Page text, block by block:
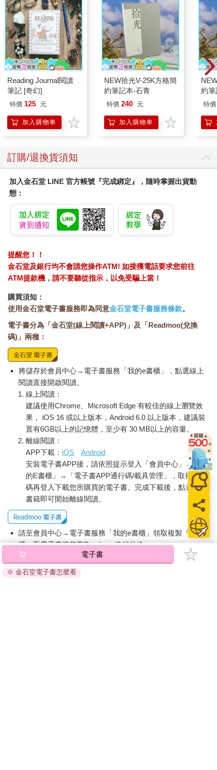
Reading Journal閱讀
筆記 [奇幻]
特價 125 元
加入購物車
NEW拾光V-25K方格簡
約筆記本-石青
特價 240 元
加入購物車
約
特價
訂購/退換貨須知
加入金石堂 LINE 官方帳號『完成綁定』，隨時掌握出貨動
態：
提醒您！！
金石堂及銀行均不會請您操作ATM! 如接獲電話要求您前往
ATM提款機，請不要聽從指示，以免受騙上當！
購買須知：
使用金石堂電子書服務即為同意金石堂電子書服務條款。
電子書分為「金石堂(線上閱讀+APP)」及「Readmoo(兌換
碼)」兩種：
將儲存於會員中心→電子書服務「我的e書櫃」，點選線上
閱讀直接開啟閱讀。
線上閱讀：
建議使用Chrome、Microsoft Edge 有較佳的線上瀏覽效
果， iOS 16 或以上版本，Android 6.0 以上版本，建議裝
置有6GB以上的記憶體，至少有 30 MB以上的容量。
離線閱讀：
APP下載： iOS
Android
安裝電子書APP後，請依照提示登入「會員中心」→「我
的E書櫃」→「電子書APP通行碼/載具管理」，取得通行
碼再登入下載您所購買的電子書。完成下載後，點選任一
書籍即可開始離線閱讀。
請至會員中心→電子書服務「我的e書櫃」領取複製『兌換
碼』至電子書服務商Readmoo進行兌換。
退換貨須知：
因版權保護，您在金石堂所購買的電子書僅能以金石堂專屬
電子書
※ 金石堂電子書怎麼看